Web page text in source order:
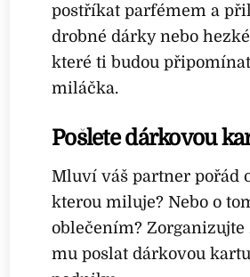
postříkat parfémem a
drobné dárky nebo
které ti budou
miláčka.
Pošlete dárkovou
Mluví váš partner pořád
kterou miluje? Nebo o
oblečením? Zorganizujte
mu poslat dárkovou